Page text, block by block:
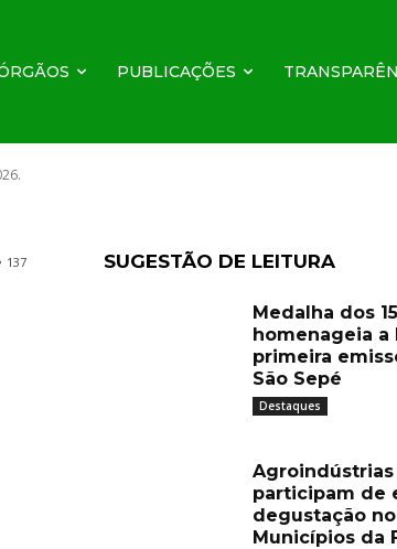
PUBLICAÇÕES
2025
137 SUGESTÃO DE LEITURA
Medalha dos
homenageia a
primeira
São Sepé
Destaques
Agroindústrias
participam de
degustação
Municípios da